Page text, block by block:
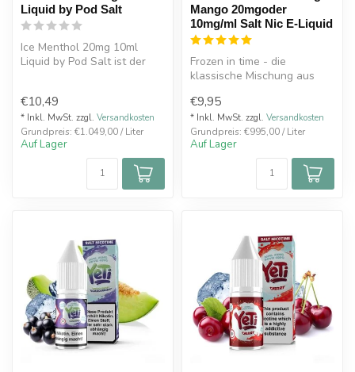
Liquid by Pod Salt
Ice Menthol 20mg 10ml
Liquid by Pod Salt ist der
€10,49
* Inkl. MwSt. zzgl. Versandkosten
Grundpreis: €1.049,00 / Liter
Auf Lager
Mango 20mgoder
10mg/ml Salt Nic E-Liquid
Frozen in time - die
klassische Mischung aus
sorgt für...
€9,95
* Inkl. MwSt. zzgl. Versandkosten
Grundpreis: €995,00 / Liter
Auf Lager